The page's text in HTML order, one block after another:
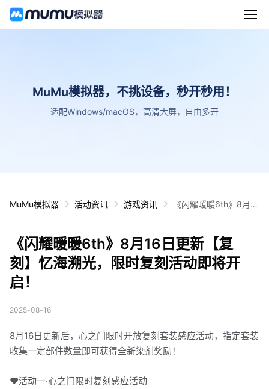
MuMu模拟器，不挑设备，秒开秒用！
适配Windows/macOS，高清大屏，自由多开
MuMu模拟器 活动资讯 游戏资讯
《闪耀暖暖6th》8月1
将开启！
《闪耀暖暖6th》8月16日更新【复
刻】忆海溯光，限时复刻活动即将开
启！
2025-08-16
8月16日更新后，心之门限时开放复刻套装感应活动，指定套装
收集一定部件数量即可获得全新染剂奖励！
❤️活动一·心之门限时复刻感应活动